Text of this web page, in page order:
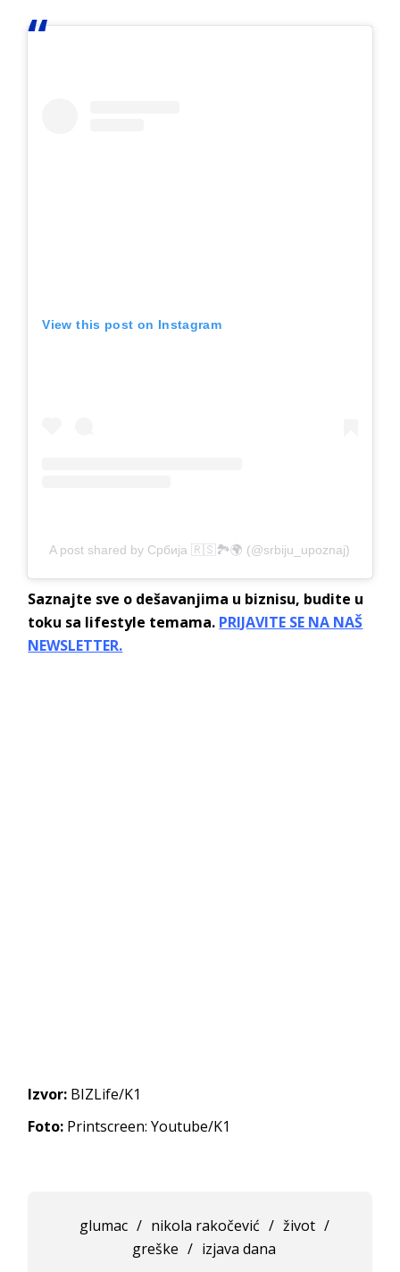
View this post on Instagram
A post shared by Србија 🇷🇸🏞️🌍 (@srbiju_upoznaj)
Saznajte sve o dešavanjima u biznisu, budite u
toku sa lifestyle temama. PRIJAVITE SE NA NAŠ
NEWSLETTER.
Izvor: BIZLife/K1
Foto: Printscreen: Youtube/K1
glumac / nikola rakočević / život /
greške / izjava dana